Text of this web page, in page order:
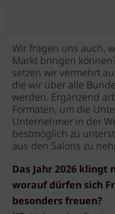
Wir fragen uns auch,
Markt bringen
setzen wir vermehrt
die wir über alle
werden. Ergänzend
Formaten, um die
Unternehmer in der
bestmöglich zu
aus den Salons zu
Das Jahr 2026 klingt
worauf dürfen sich
besonders freuen?